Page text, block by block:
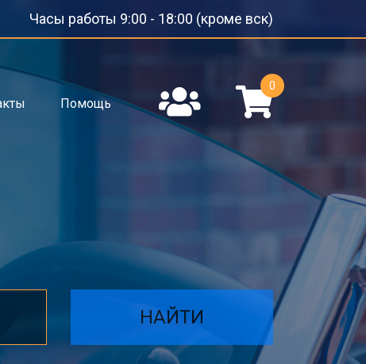
Часы работы 9:00 - 18:00 (кроме вск)
Помощь
0
НАЙТИ